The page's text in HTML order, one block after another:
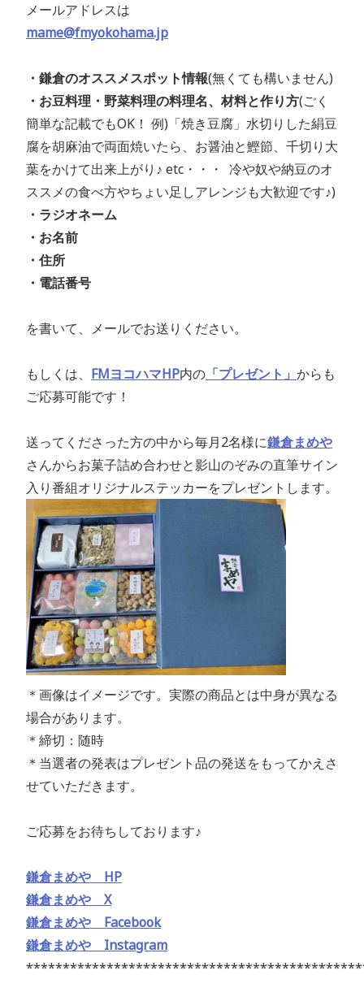
メールアドレスは
mame@fmyokohama.jp
・鎌倉のオススメスポット情報(無くても構いません)
・お豆料理・野菜料理の料理名、材料と作り方(ごく
簡単な記載でもOK！ 例)「焼き豆腐」水切りした絹豆
腐を胡麻油で両面焼いたら、お醤油と鰹節、千切り大
葉をかけて出来上がり♪ etc・・・ 冷や奴や納豆のオ
ススメの食べ方やちょい足しアレンジも大歓迎です♪)
・ラジオネーム
・お名前
・住所
・電話番号
を書いて、メールでお送りください。
もしくは、 FMヨコハマHP内の 「プレゼント」 からも
ご応募可能です！
送ってくださった方の中から毎月2名様に鎌倉まめや
さんからお菓子詰め合わせと影山のぞみの直筆サイン
入り番組オリジナルステッカーをプレゼントします。
＊画像はイメージです。実際の商品とは中身が異なる
場合があります。
＊締切：随時
＊当選者の発表はプレゼント品の発送をもってかえさ
せていただきます。
ご応募をお待ちしております♪
鎌倉まめや HP
鎌倉まめや X
鎌倉まめや Facebook
鎌倉まめや Instagram